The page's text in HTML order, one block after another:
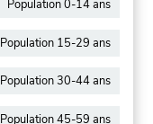
Population 0-14 ans
Population 15-29 ans
Population 30-44 ans
Population 45-59 ans